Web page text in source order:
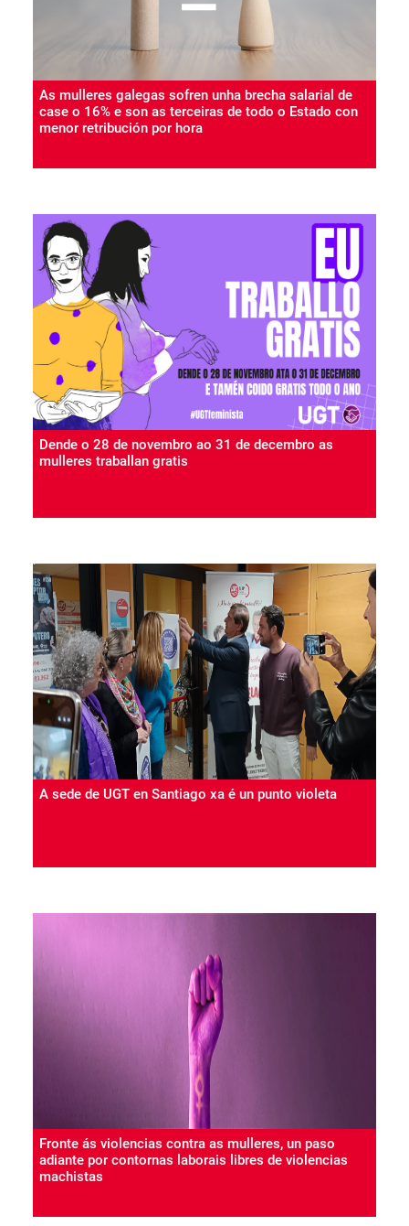
As mulleres galegas sofren unha brecha salarial de
case o 16% e son as terceiras de todo o Estado con
menor retribución por hora
17 Feb 2026
As mulleres galegas perciben un salario medio
similar ó que cobraban os homes no 2015 e a
cantidade que deixan de percibir nun ano son 2.350
millóns de euros
Dende o 28 de novembro ao 31 de decembro as
mulleres traballan gratis
A sede de UGT en Santiago xa é un punto violeta
Fronte ás violencias contra as mulleres, un paso
adiante por contornas laborais libres de violencias
machistas